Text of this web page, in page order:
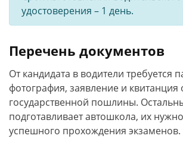
удостоверения – 1 день.
Перечень документов
От кандидата в водители требуется
фотография, заявление и квитанция
государственной пошлины.
подготавливает автошкола, их
успешного прохождения экзаменов.